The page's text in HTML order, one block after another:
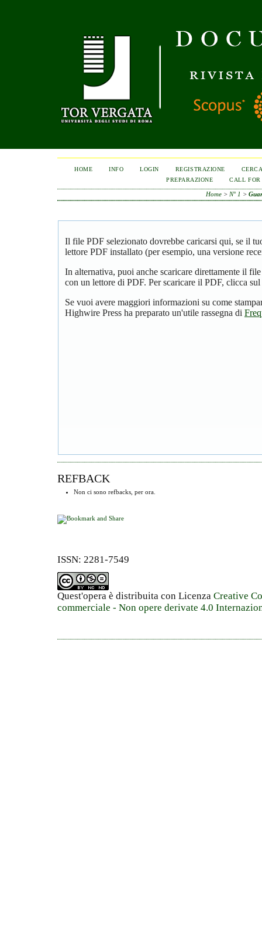
HOME INFO LOGIN REGISTRAZIONE
PREPARAZIONE
CALL FOR
Home > N° 1 >
Il file PDF selezionato dovrebbe caricarsi qui, se il
lettore PDF installato (per esempio, una versione
In alternativa, puoi anche scaricare direttamente il
con un lettore di PDF. Per scaricare il PDF, clicca
Se vuoi avere maggiori informazioni su come
Highwire Press ha preparato un'utile rassegna di
REFBACK
Non ci sono refbacks, per ora.
ISSN: 2281-7549
Quest'opera è distribuita con Licenza Creative
commerciale - Non opere derivate 4.0